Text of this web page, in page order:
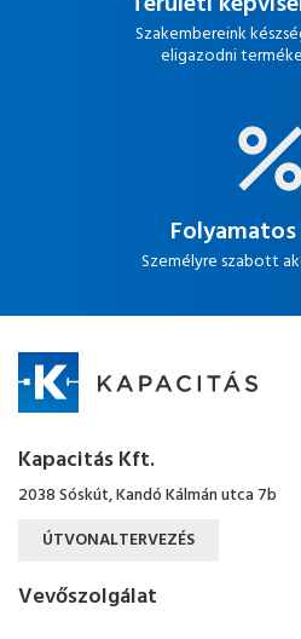
Szakembereink
eligazodni
Személyre szabott
Kapacitás Kft.
2038 Sóskút, Kandó Kálmán utca 7b
ÚTVONALTERVEZÉS
Vevőszolgálat